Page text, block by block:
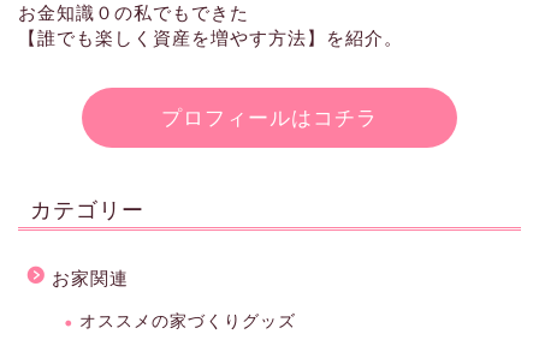
お金知識０の私でもできた
【誰でも楽しく資産を増やす方法】を紹介。
プロフィールはコチラ
カテゴリー
お家関連
オススメの家づくりグッズ